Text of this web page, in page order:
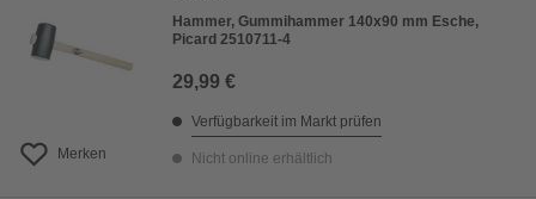
Merken
Hammer, Gummihammer 140x90 mm Esche,
Picard 2510711-4
29,99 €
Verfügbarkeit im Markt prüfen
Nicht online erhältlich